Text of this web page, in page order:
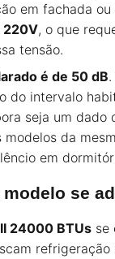
em fachada
220V, o que
tensão.
é de 50 dB
do intervalo
seja um dado
da
em
se
24000 BTUs se